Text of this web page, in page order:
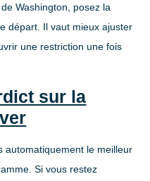
Washington, posez la
départ. Il vaut mieux ajuster
une restriction une fois
sur la
automatiquement le meilleur
Si vous restez